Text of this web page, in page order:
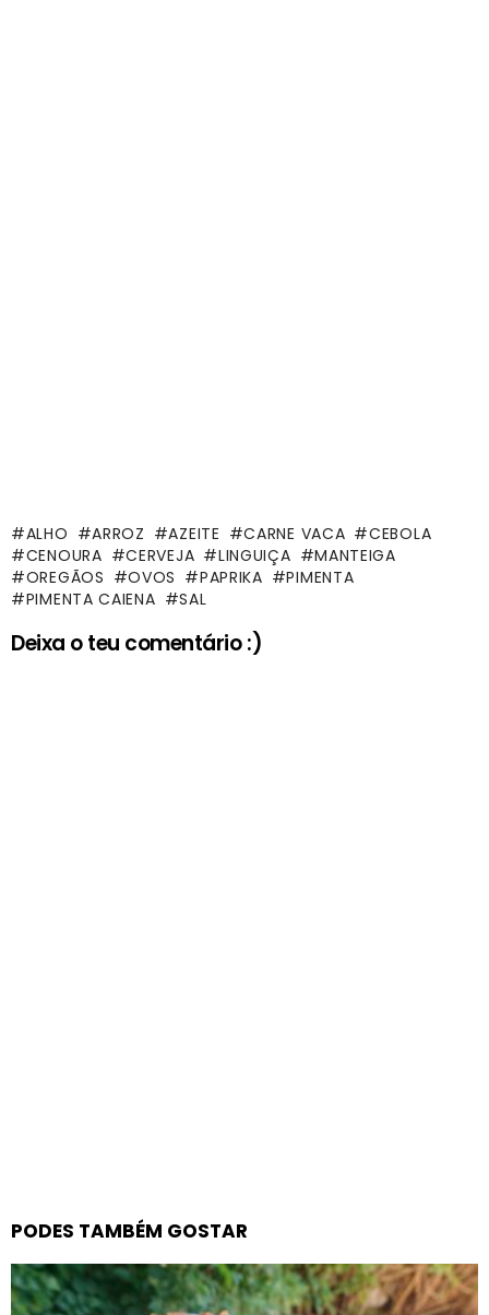
ALHO ARROZ AZEITE CARNE VACA
CEBOLA
CENOURA
CERVEJA LINGUIÇA
MANTEIGA
OREGÃOS
OVOS PAPRIKA
PIMENTA
PIMENTA CAIENA
SAL
Deixa o teu comentário :)
PODES TAMBÉM GOSTAR